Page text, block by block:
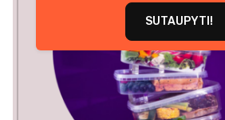
SUTAUPYTI!